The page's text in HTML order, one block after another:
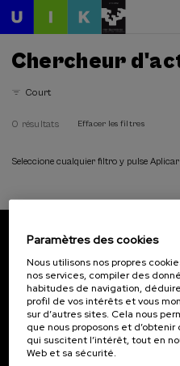
Chercheur
Court
0 résultats Effacer les filtres
Seleccione cualquier filtro y pulse
Inscrivez-vous pour être le premier à
actualités de l'UIK.
S'abonner
Paramètres des cookies
Nous utilisons nos propres
nos services, compiler des
habitudes de navigation,
profil de vos intérêts et vous
sur d’autres sites. Cela nous
que nous proposons et
qui suscitent l’intérêt, tout en
Web et sa sécurité.